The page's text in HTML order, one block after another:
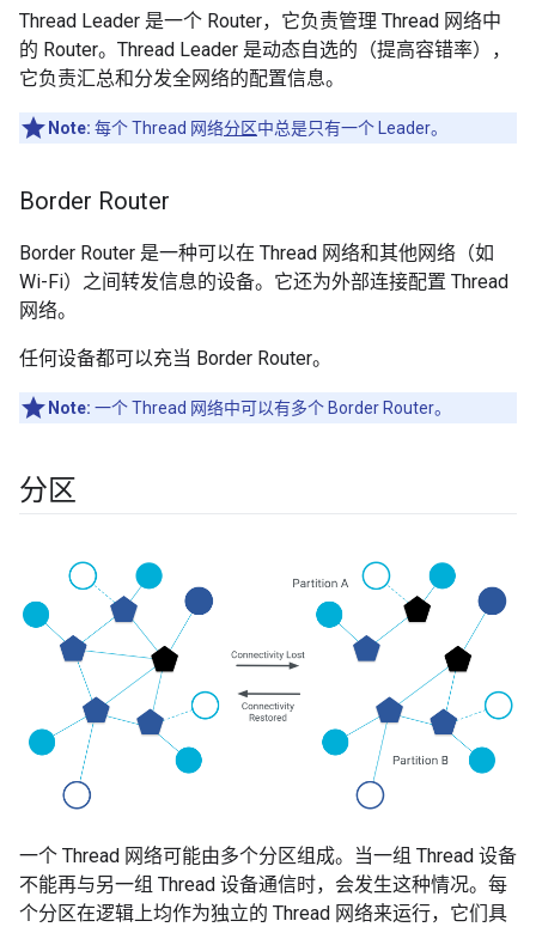
Thread Leader 是一个 Router，它负责管理 Thread 网络中
的 Router。Thread Leader 是动态自选的（提高容错率），
它负责汇总和分发全网络的配置信息。
Note: 每个 Thread 网络分区中总是只有一个 Leader。
Border Router
Border Router 是一种可以在 Thread 网络和其他网络（如
Wi-Fi）之间转发信息的设备。它还为外部连接配置 Thread
网络。
任何设备都可以充当 Border Router。
Note: 一个 Thread 网络中可以有多个 Border Router。
分区
一个 Thread 网络可能由多个分区组成。当一组 Thread 设备
不能再与另一组 Thread 设备通信时，会发生这种情况。每
个分区在逻辑上均作为独立的 Thread 网络来运行，它们具